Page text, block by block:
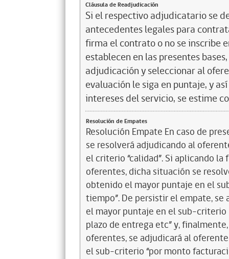
Cláusula de Readjudicación
Si el respectivo adjudicatario se
antecedentes legales para
firma el contrato o no se inscribe
establecen en las presentes
adjudicación y seleccionar al
evaluación le siga en puntaje, y
intereses del servicio, se estime
Resolución de Empates
Resolución Empate En caso de
se resolverá adjudicando al
el criterio “calidad”. Si aplicando
oferentes, dicha situación se
obtenido el mayor puntaje en el
tiempo”. De persistir el empate,
el mayor puntaje en el sub-
plazo de entrega etc” y,
oferentes, se adjudicará al
el sub-criterio “por monto